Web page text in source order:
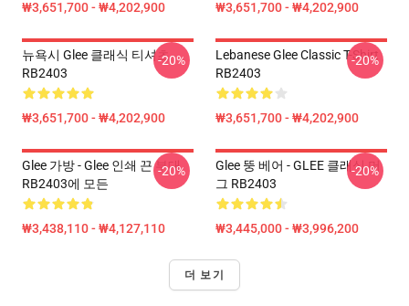
₩3,651,700 - ₩4,202,900 ₩3,651,700 - ₩4,202,900
뉴욕시 Glee 클래식 티셔츠
RB2403
₩3,651,700 - ₩4,202,900
-20%
Lebanese Glee Classic T-Shirt
RB2403
₩3,651,700 - ₩4,202,900
-20%
Glee 가방 - Glee 인쇄 끈 부대
RB2403에 모든
₩3,438,110 - ₩4,127,110
-20%
Glee 뚱 베어 - GLEE 클래식 머
그 RB2403
₩3,445,000 - ₩3,996,200
-20%
더 보기